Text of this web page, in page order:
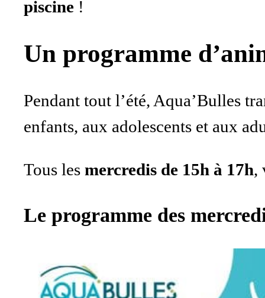
piscine !
Un programme
Pendant tout l’été, Aqua’Bulles
enfants, aux adolescents et aux
Tous les mercredis de 15h à 17h,
Le programme des